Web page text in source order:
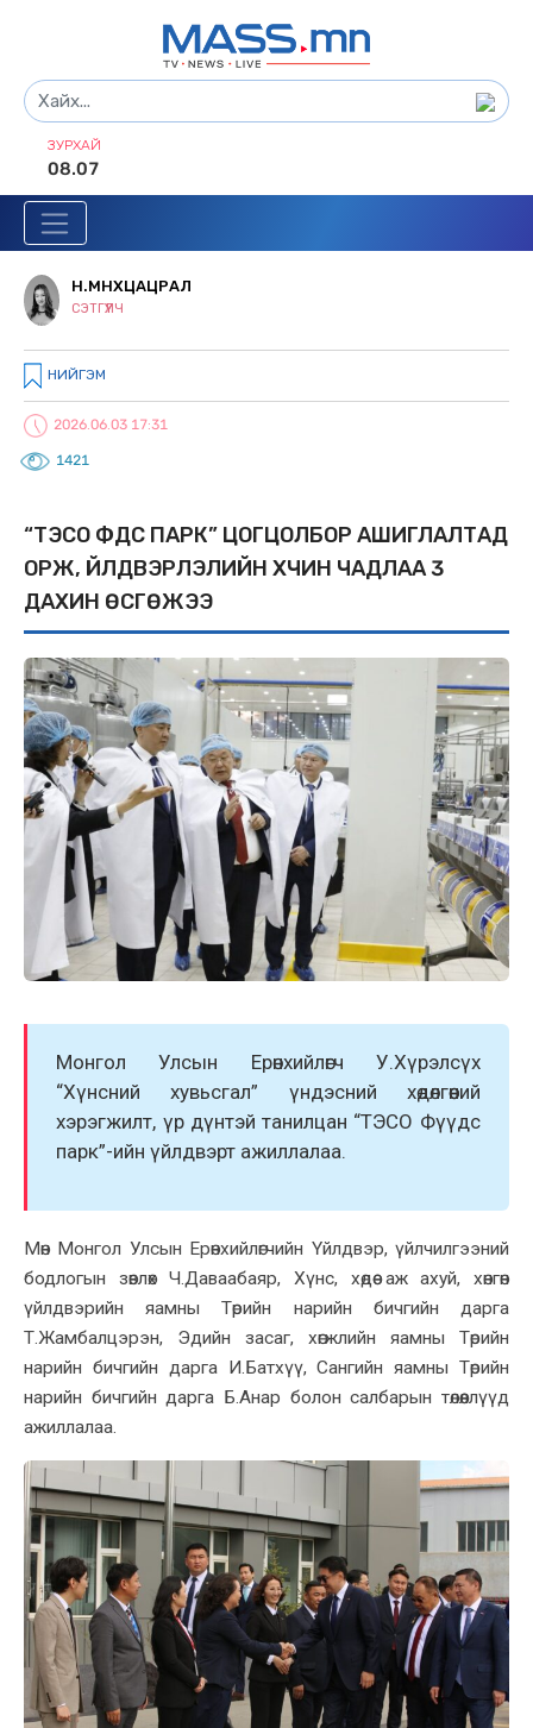
ЗУРХАЙ
08.07
Н.МӨНХЦАЦРАЛ
СЭТГҮҮЛЧ
НИЙГЭМ
2026.06.03 17:31
1421
“ТЭСО ФҮҮДС ПАРК” ЦОГЦОЛБОР АШИГЛАЛТАД
ОРЖ, ҮЙЛДВЭРЛЭЛИЙН ХҮЧИН ЧАДЛАА 3
ДАХИН ӨСГӨЖЭЭ
Монгол Улсын Ерөнхийлөгч У.Хүрэлсүх
“Хүнсний хувьсгал” үндэсний хөдөлгөөний
хэрэгжилт, үр дүнтэй танилцан “ТЭСО Фүүдс
парк”-ийн үйлдвэрт ажиллалаа.
Мөн Монгол Улсын Ерөнхийлөгчийн Үйлдвэр, үйлчилгээний
бодлогын зөвлөх Ч.Даваабаяр, Хүнс, хөдөө аж ахуй, хөнгөн
үйлдвэрийн яамны Төрийн нарийн бичгийн дарга
Т.Жамбалцэрэн, Эдийн засаг, хөгжлийн яамны Төрийн
нарийн бичгийн дарга И.Батхүү, Сангийн яамны Төрийн
нарийн бичгийн дарга Б.Анар болон салбарын төлөөллүүд
ажиллалаа.